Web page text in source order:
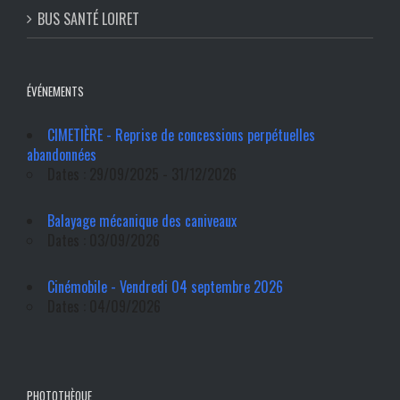
BUS SANTÉ LOIRET
ÉVÉNEMENTS
CIMETIÈRE - Reprise de concessions perpétuelles
abandonnées
Balayage mécanique des caniveaux
Cinémobile - Vendredi 04 septembre 2026
PHOTOTHÈQUE